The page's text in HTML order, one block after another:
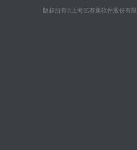
版权所有©上海艺赛旗软件股份有